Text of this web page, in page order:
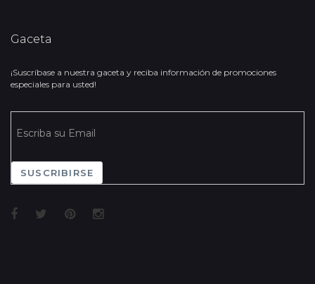
Gaceta
¡Suscríbase a nuestra gaceta y reciba información de promociones
especiales para usted!
SUSCRIBIRSE